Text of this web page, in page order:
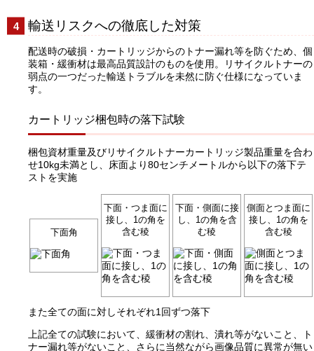
輸送リスクへの徹底した対策
配送時の破損・カートリッジからのトナー漏れ等を防ぐため、個
装箱・緩衝材は最高品質設計のものを使用。リサイクルトナーの
弱点の一つだった輸送トラブルを未然に防ぐ仕様になっていま
す。
カートリッジ梱包時の落下試験
梱包資材重量及びリサイクルトナーカートリッジ製品重量を合わ
せ10kg未満とし、床面より80センチメートルから以下の落下テ
ストを実施
下面角
下面・つま面に
接し、1の角を
含む稜
下面・側面に接
し、1の角を含
む稜
側面とつま面に
接し、1の角を
含む稜
また全ての面に対しそれぞれ1回ずつ落下
上記全ての試験において、緩衝材の割れ、潰れ等がないこと、ト
ナー漏れ等がないこと、さらに当然ながら画像品質に異常が無い